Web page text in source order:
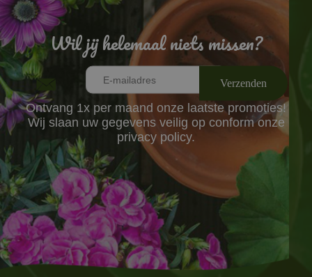
Wil jij helemaal niets missen?
Ontvang 1x per maand onze laatste promoties!
Wij slaan uw gegevens veilig op conform onze
privacy policy.